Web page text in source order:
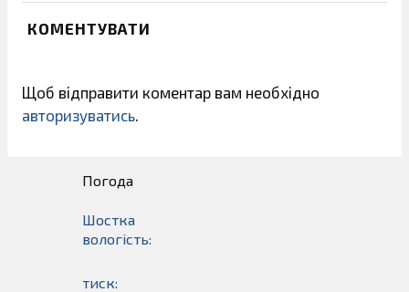
КОМЕНТУВАТИ
Щоб відправити коментар вам необхідно
авторизуватись
Погода
Шостка
вологість:
тиск: